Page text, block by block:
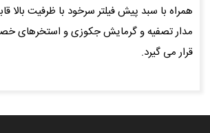
همراه با سبد پیش فیلتر سرخود با ظرفیت بالا
مدار تصفیه و گرمایش جکوزی و استخرهای
قرار می گیرد.